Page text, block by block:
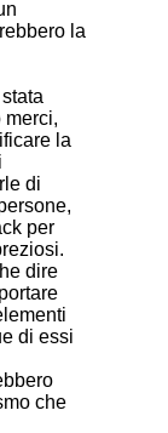
la
merci,
la
di
per
dire
di essi
che